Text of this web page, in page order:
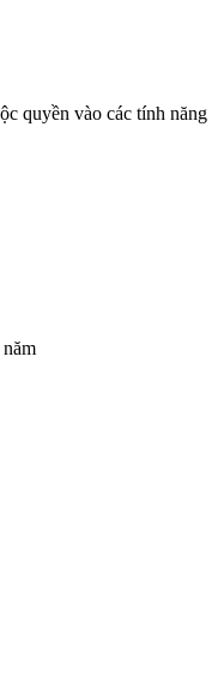
quyền vào các tính năng